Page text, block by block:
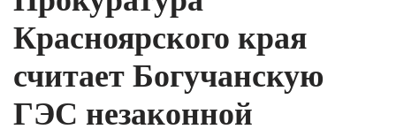
Красноярского края
считает Богучанскую
ГЭС незаконной